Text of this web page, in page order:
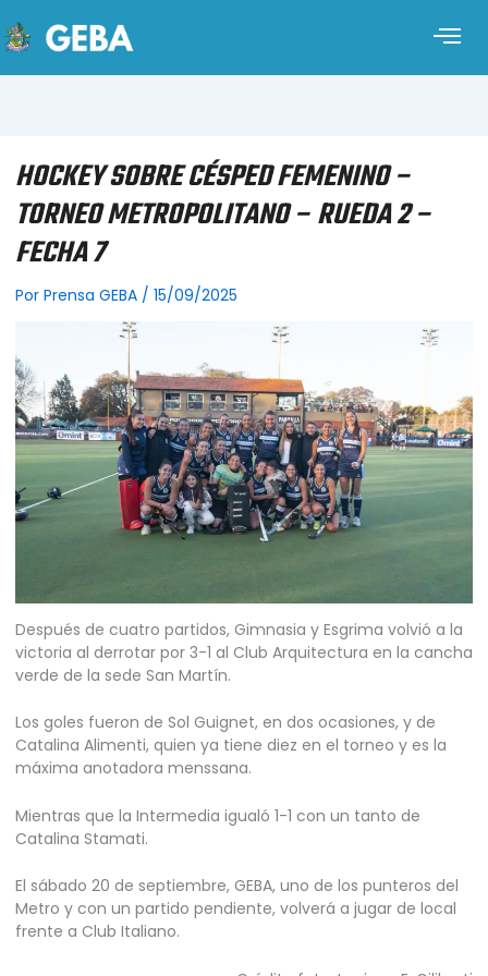
HOCKEY SOBRE CÉSPED FEMENINO –
TORNEO METROPOLITANO – RUEDA 2 –
FECHA 7
Por Prensa GEBA / 15/09/2025
Después de cuatro partidos, Gimnasia y Esgrima volvió a la
victoria al derrotar por 3-1 al Club Arquitectura en la cancha
verde de la sede San Martín.
Los goles fueron de Sol Guignet, en dos ocasiones, y de
Catalina Alimenti, quien ya tiene diez en el torneo y es la
máxima anotadora menssana.
Mientras que la Intermedia igualó 1-1 con un tanto de
Catalina Stamati.
El sábado 20 de septiembre, GEBA, uno de los punteros del
Metro y con un partido pendiente, volverá a jugar de local
frente a Club Italiano.